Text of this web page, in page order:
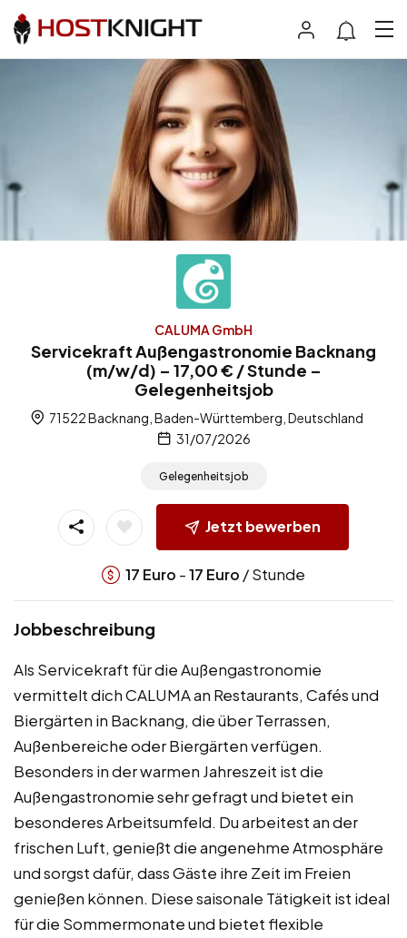
CALUMA GmbH
Servicekraft Außengastronomie Backnang
(m/w/d) – 17,00 € / Stunde –
Gelegenheitsjob
71522 Backnang, Baden-Württemberg, Deutschland
31/07/2026
Gelegenheitsjob
Jetzt bewerben
17 Euro -17 Euro / Stunde
Jobbeschreibung
Als Servicekraft für die Außengastronomie
vermittelt dich CALUMA an Restaurants, Cafés und
Biergärten in Backnang, die über Terrassen,
Außenbereiche oder Biergärten verfügen.
Besonders in der warmen Jahreszeit ist die
Außengastronomie sehr gefragt und bietet ein
besonderes Arbeitsumfeld. Du arbeitest an der
frischen Luft, genießt die angenehme Atmosphäre
und sorgst dafür, dass Gäste ihre Zeit im Freien
genießen können. Diese saisonale Tätigkeit ist ideal
für die Sommermonate und bietet flexible